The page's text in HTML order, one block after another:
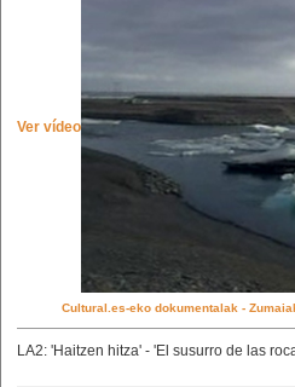
Ver vídeo
Cultural.es-eko dokumentalak -
LA2: 'Haitzen hitza' - 'El susurro de las